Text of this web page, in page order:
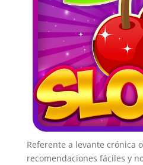
Referente a levante crónica
recomendaciones fáciles y